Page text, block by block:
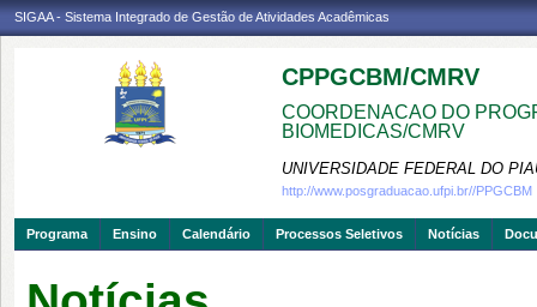
SIGAA - Sistema Integrado de Gestão de Atividades Acadêmicas
CPPGCBM/CMRV
COORDENACAO DO
BIOMEDICAS/CMRV
UNIVERSIDADE FEDERAL DO
http://www.posgraduacao.ufpi.br//PPGCBM
Programa Ensino Calendário Processos Seletivos Notícias